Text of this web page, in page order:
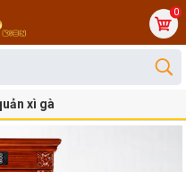
0
xì gà